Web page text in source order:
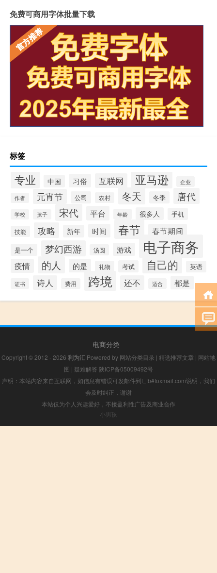
免费可商用字体批量下载
标签
专业 中国 习俗 互联网 亚马逊 企业
作者 元宵节 公司 农村 冬天 冬季 唐代
学校 孩子 宋代 平台 年龄 很多人 手机
技能 攻略 新年 时间 春节 春节期间
是一个 梦幻西游 汤圆 游戏 电子商务
疫情 的人 的是 礼物 考试 自己的 英语
证书 诗人 费用 跨境 还不 适合 都是
电商分类
Copyright © 2012 - 2026 利为汇 Powered by 网站分类目录 | 精选推荐文章 | 网站地
图 | 疑难解答 陕ICP备05009492号
声明：本站内容来自互联网，如信息有错误可发邮件到f_fb#foxmail.com说明，我们
会及时纠正，谢谢
本站仅为个人兴趣爱好，不接盈利性广告及商业合作
小男孩